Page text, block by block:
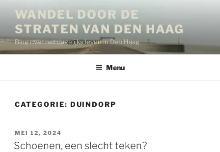
inhoud
WANDEL DOOR DE
STRATEN VAN DEN HAAG
Blog over het dagelijks leven in Den Haag
Menu
CATEGORIE: DUINDORP
GEPLAATST
OP
MEI 12, 2024
Schoenen, een slecht teken?